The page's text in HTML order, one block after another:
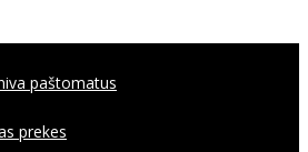
paštomatus
prekes